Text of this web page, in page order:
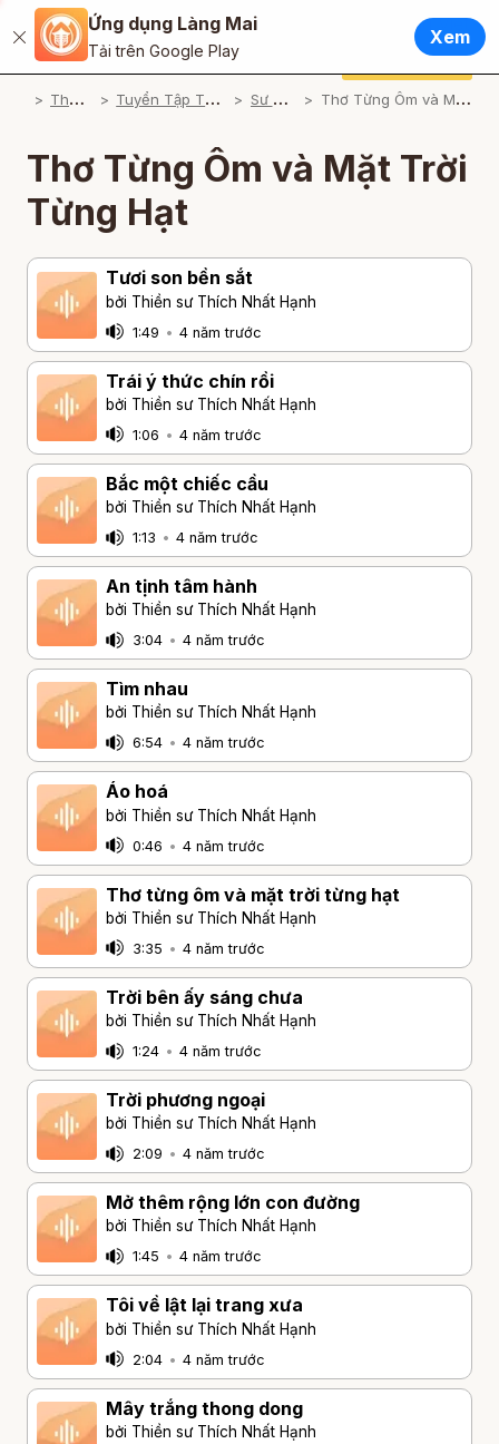
Đóng
Ứng dụng Làng Mai
Tải trên Google Play
Xem
Tiếng Việt
English / Tiếng Anh
Français / Tiếng Pháp
Español / Tiếng Tây Ban Nha
Deutsch / Tiếng Đức
Português / Tiếng Bồ Đào Nha
ภาษาไทย / Tiếng Thái
Ứng dụng Làng Mai
Cúng dường
T
ham khảo T
uyển Tập Thơ Nhất Hạnh S
ư Ông Đọc T
hơ Từng Ôm và Mặt Trời Từng Hạt
Thơ Từng Ôm và Mặt Trời
Từng Hạt
Tươi son bền sắt
bởi Thiền sư Thích Nhất Hạnh
1:49 • 4 năm trước
Trái ý thức chín rồi
bởi Thiền sư Thích Nhất Hạnh
1:06 • 4 năm trước
Bắc một chiếc cầu
bởi Thiền sư Thích Nhất Hạnh
1:13 • 4 năm trước
An tịnh tâm hành
bởi Thiền sư Thích Nhất Hạnh
3:04 • 4 năm trước
Tìm nhau
bởi Thiền sư Thích Nhất Hạnh
6:54 • 4 năm trước
Áo hoá
bởi Thiền sư Thích Nhất Hạnh
0:46 • 4 năm trước
Thơ từng ôm và mặt trời từng hạt
bởi Thiền sư Thích Nhất Hạnh
3:35 • 4 năm trước
Trời bên ấy sáng chưa
bởi Thiền sư Thích Nhất Hạnh
1:24 • 4 năm trước
Trời phương ngoại
bởi Thiền sư Thích Nhất Hạnh
2:09 • 4 năm trước
Mở thêm rộng lớn con đường
bởi Thiền sư Thích Nhất Hạnh
1:45 • 4 năm trước
Tôi về lật lại trang xưa
bởi Thiền sư Thích Nhất Hạnh
2:04 • 4 năm trước
Mây trắng thong dong
bởi Thiền sư Thích Nhất Hạnh